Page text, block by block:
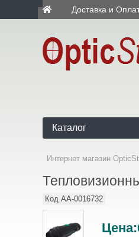
Доставка и
Каталог
Интернет магазин
Код AA-0016732
Цена: